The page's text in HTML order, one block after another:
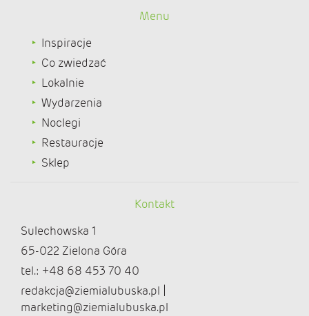
Menu
Inspiracje
Co zwiedzać
Lokalnie
Wydarzenia
Noclegi
Restauracje
Sklep
Kontakt
Sulechowska 1
65-022 Zielona Góra
tel.: +48 68 453 70 40
redakcja@ziemialubuska.pl |
marketing@ziemialubuska.pl